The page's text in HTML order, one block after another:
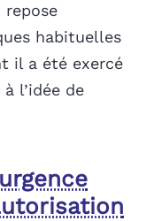
repose
habituelles
il a été exercé
l’idée de